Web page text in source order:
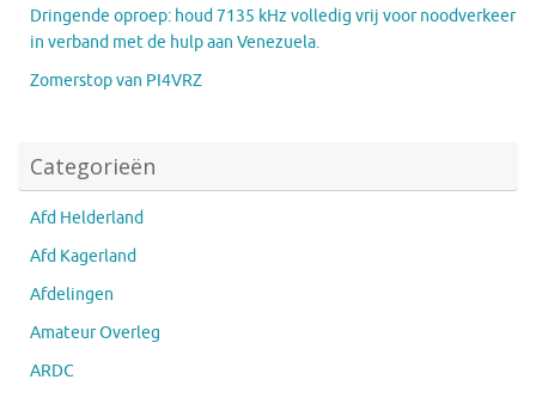
Dringende oproep: houd 7135 kHz volledig vrij voor noodverkeer
in verband met de hulp aan Venezuela.
Zomerstop van PI4VRZ
Categorieën
Afd Helderland
Afd Kagerland
Afdelingen
Amateur Overleg
ARDC